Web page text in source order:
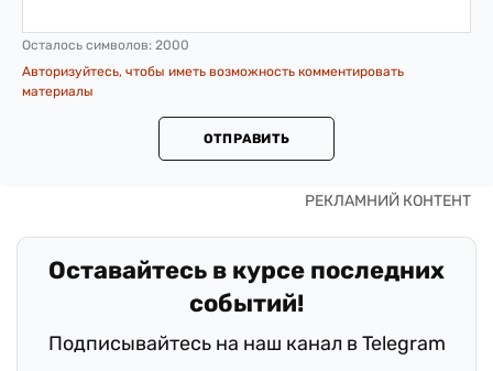
Осталось символов: 2000
Авторизуйтесь, чтобы иметь возможность комментировать
материалы
ОТПРАВИТЬ
Оставайтесь в курсе последних
событий!
Подписывайтесь на наш канал в Telegram